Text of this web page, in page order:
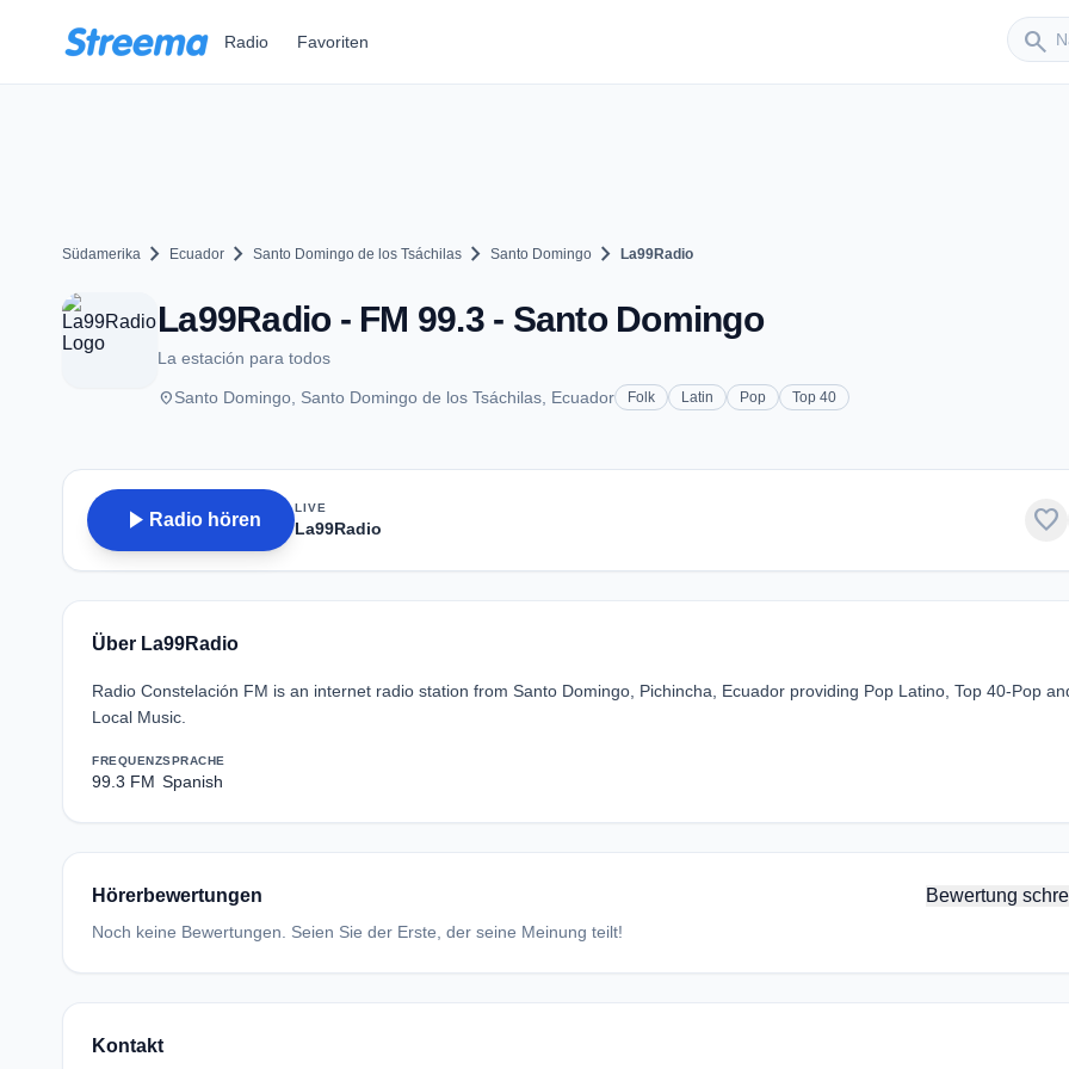
Radio Favoriten search
Sender
Südamerika chevron_right Ecuador chevron_right Santo Domingo de los Tsáchilas chevron_right Santo Domingo chevron_right La99Radio
La99Radio - FM 99.3 - Santo Domingo
La estación para todos
placeSanto Domingo, Santo Domingo de los Tsáchilas, Ecuador Folk Latin Pop Top 40
play_arrow Radio hören
LIVE
La99Radio favorite
Über La99Radio
Radio Constelación FM is an internet radio station from Santo Domingo, Pichincha, Ecuador providing Pop Latino, Top 40-Pop
Local Music.
FREQUENZ
99.3 FM
SPRACHE
Spanish
Hörerbewertungen Bewertung
Noch keine Bewertungen. Seien Sie der Erste, der seine Meinung teilt!
Kontakt